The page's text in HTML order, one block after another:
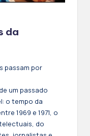
da
passam por
um passado
o tempo da
1969 e 1971, o
do